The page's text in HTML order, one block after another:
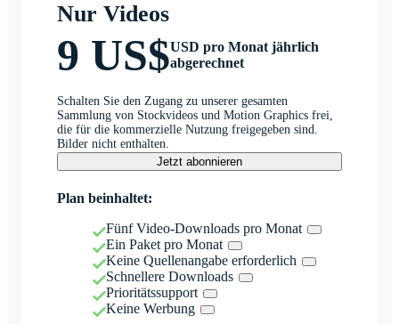
Nur Videos
9 US$USD pro Monat jährlich
abgerechnet
Schalten Sie den Zugang zu unserer gesamten
Sammlung von Stockvideos und Motion Graphics frei,
die für die kommerzielle Nutzung freigegeben sind.
Bilder nicht enthalten.
Jetzt abonnieren
Plan beinhaltet:
Fünf Video-Downloads pro Monat
Ein Paket pro Monat
Keine Quellenangabe erforderlich
Schnellere Downloads
Prioritätssupport
Keine Werbung